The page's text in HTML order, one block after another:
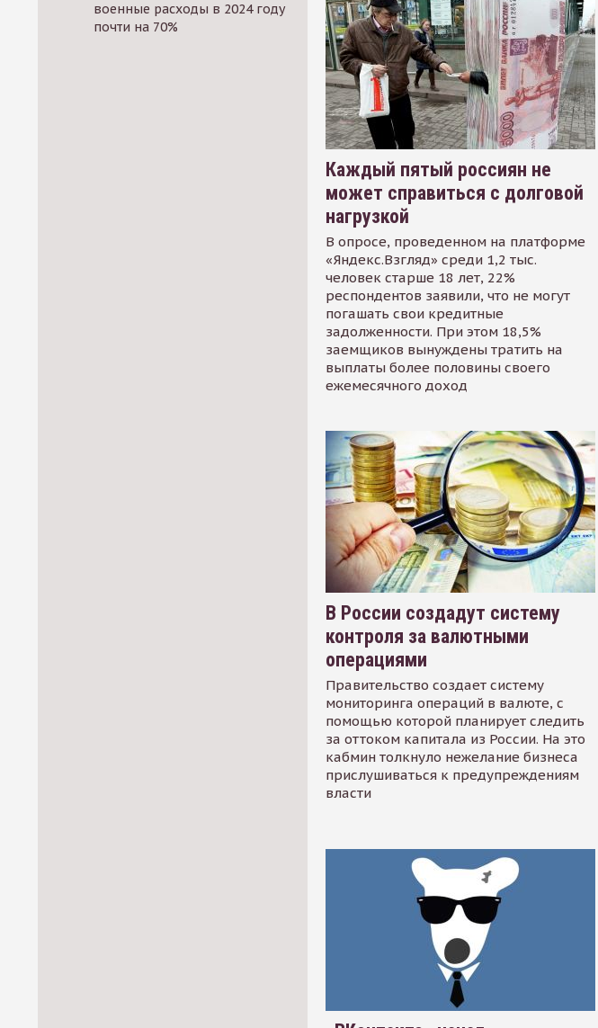
военные расходы в 2024 году
почти на 70%
Каждый пятый россиян не
может справиться с долговой
нагрузкой
В опросе, проведенном на платформе
«Яндекс.Взгляд» среди 1,2 тыс.
человек старше 18 лет, 22%
респондентов заявили, что не могут
погашать свои кредитные
задолженности. При этом 18,5%
заемщиков вынуждены тратить на
выплаты более половины своего
ежемесячного доход
В России создадут систему
контроля за валютными
операциями
Правительство создает систему
мониторинга операций в валюте, с
помощью которой планирует следить
за оттоком капитала из России. На это
кабмин толкнуло нежелание бизнеса
прислушиваться к предупреждениям
власти